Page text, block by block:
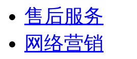
售后服务
网络营销